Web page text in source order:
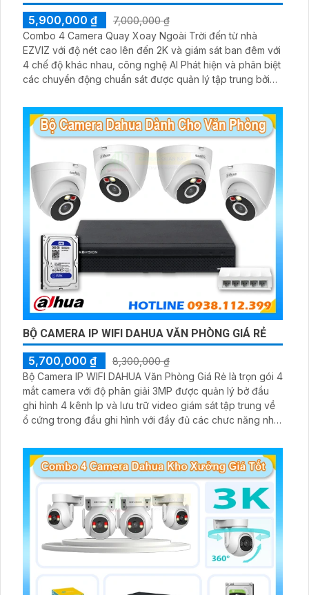
5,900,000 ₫
7,000,000 ₫
Combo 4 Camera Quay Xoay Ngoài Trời đến từ nhà
EZVIZ với độ nét cao lên đến 2K và giám sát ban đêm với
4 chế độ khác nhau, công nghệ AI Phát hiện và phân biệt
các chuyển động chuẩn sát được quản lý tập trung bởi
BỘ CAMERA IP WIFI DAHUA VĂN PHÒNG GIÁ RẺ
5,700,000 ₫
8,300,000 ₫
Bộ Camera IP WIFI DAHUA Văn Phòng Giá Rẻ là trọn gói 4
mắt camera với độ phân giải 3MP được quản lý bở đầu
ghi hình 4 kênh Ip và lưu trữ video giám sát tập trung về
ổ cứng trong đầu ghi hình với đầy đủ các chưc năng như
giám sát có màu vào ban đêm